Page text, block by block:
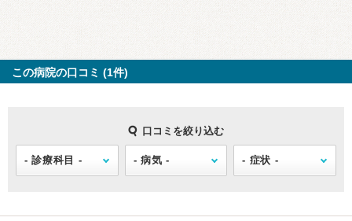
この病院の口コミ (1件)
口コミを絞り込む